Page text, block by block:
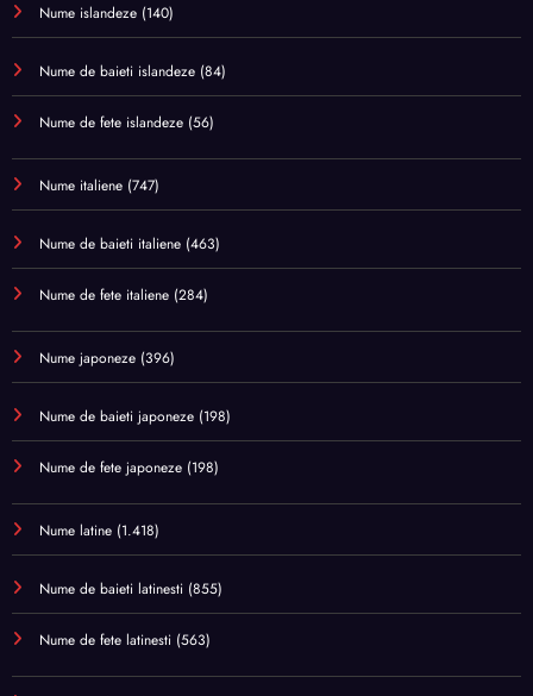
Nume islandeze (140)
Nume de baieti islandeze (84)
Nume de fete islandeze (56)
Nume italiene (747)
Nume de baieti italiene (463)
Nume de fete italiene (284)
Nume japoneze (396)
Nume de baieti japoneze (198)
Nume de fete japoneze (198)
Nume latine (1.418)
Nume de baieti latinesti (855)
Nume de fete latinesti (563)